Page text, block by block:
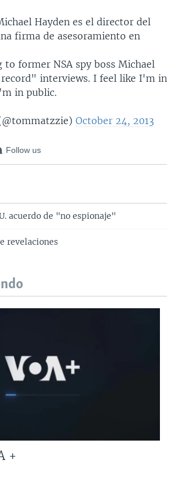
Hayden es el director del
firma de asesoramiento en
to former NSA spy boss Michael
interviews. I feel like I'm in
in public.
October 24, 2013
Follow us
acuerdo de "no espionaje"
revelaciones
+